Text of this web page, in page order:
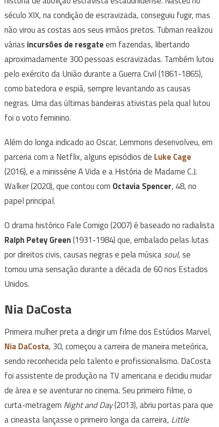
século XIX, na condição de escravizada, conseguiu fugir, mas
não virou as costas aos seus irmãos pretos. Tubman realizou
várias incursões de resgateem fazendas, libertando
aproximadamente 300 pessoas escravizadas. Também lutou
pelo exército da União durante a Guerra Civil (1861-1865),
como batedora e espiã, sempre levantando as causas
negras. Uma das últimas bandeiras ativistas pela qual lutou
foi o voto feminino.
Além do longa indicado ao Oscar, Lemmons desenvolveu, em
parceria com a Netflix, alguns episódios de Luke Cage
(2016), e a minissérie A Vida e a História de Madame C.J.
Walker (2020), que contou com Octavia Spencer, 48, no
papel principal.
O drama histórico Fale Comigo (2007) é baseado no radialista
Ralph Petey Green(1931-1984) que, embalado pelas lutas
por direitos civis, causas negras e pela músicasoul, se
tornou uma sensação durante a década de 60 nos Estados
Unidos.
Nia DaCosta
Primeira mulher preta a dirigir um filme dos Estúdios Marvel,
Nia DaCosta, 30, começou a carreira de maneira meteórica,
sendo reconhecida pelo talento e profissionalismo. DaCosta
foi assistente de produção na TV americana e decidiu mudar
de área e se aventurar no cinema. Seu primeiro filme, o
curta-metragem Night and Day(2013), abriu portas para que
a cineasta lançasse o primeiro longa da carreira, Little